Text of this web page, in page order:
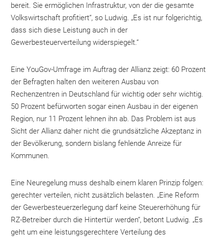
bereit. Sie ermöglichen Infrastruktur, von der die gesamte
Volkswirtschaft profitiert“, so Ludwig. „Es ist nur folgerichtig,
dass sich diese Leistung auch in der
Gewerbesteuerverteilung widerspiegelt.“
Eine YouGov-Umfrage im Auftrag der Allianz zeigt: 60 Prozent
der Befragten halten den weiteren Ausbau von
Rechenzentren in Deutschland für wichtig oder sehr wichtig.
50 Prozent befürworten sogar einen Ausbau in der eigenen
Region, nur 11 Prozent lehnen ihn ab. Das Problem ist aus
Sicht der Allianz daher nicht die grundsätzliche Akzeptanz in
der Bevölkerung, sondern bislang fehlende Anreize für
Kommunen.
Eine Neuregelung muss deshalb einem klaren Prinzip folgen:
gerechter verteilen, nicht zusätzlich belasten. „Eine Reform
der Gewerbesteuerzerlegung darf keine Steuererhöhung für
RZ-Betreiber durch die Hintertür werden“, betont Ludwig. „Es
geht um eine leistungsgerechtere Verteilung des